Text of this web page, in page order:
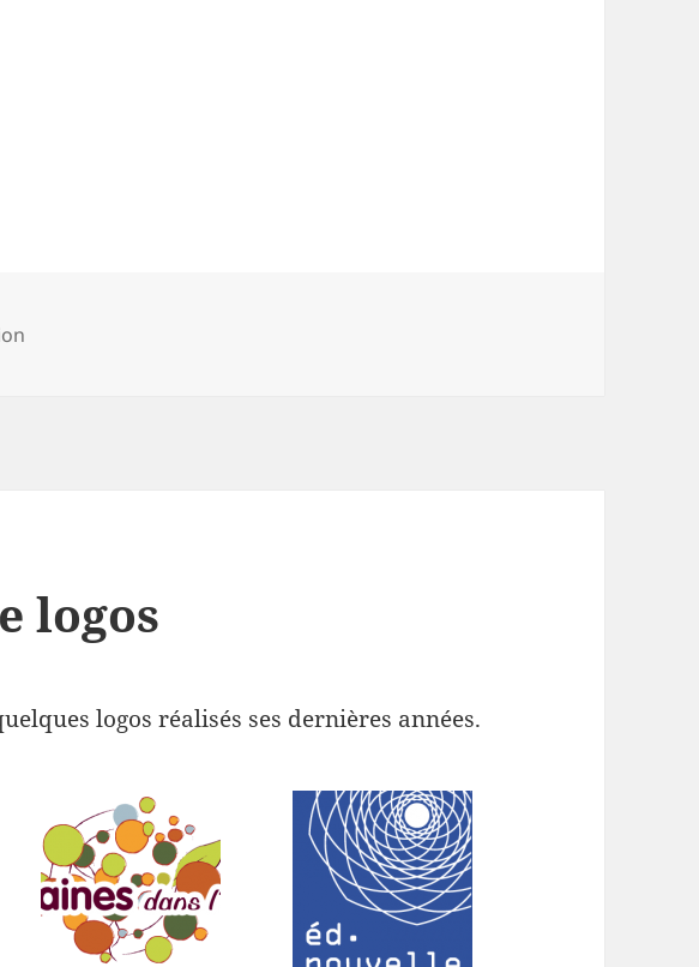
logos
logos réalisés ses dernières années.